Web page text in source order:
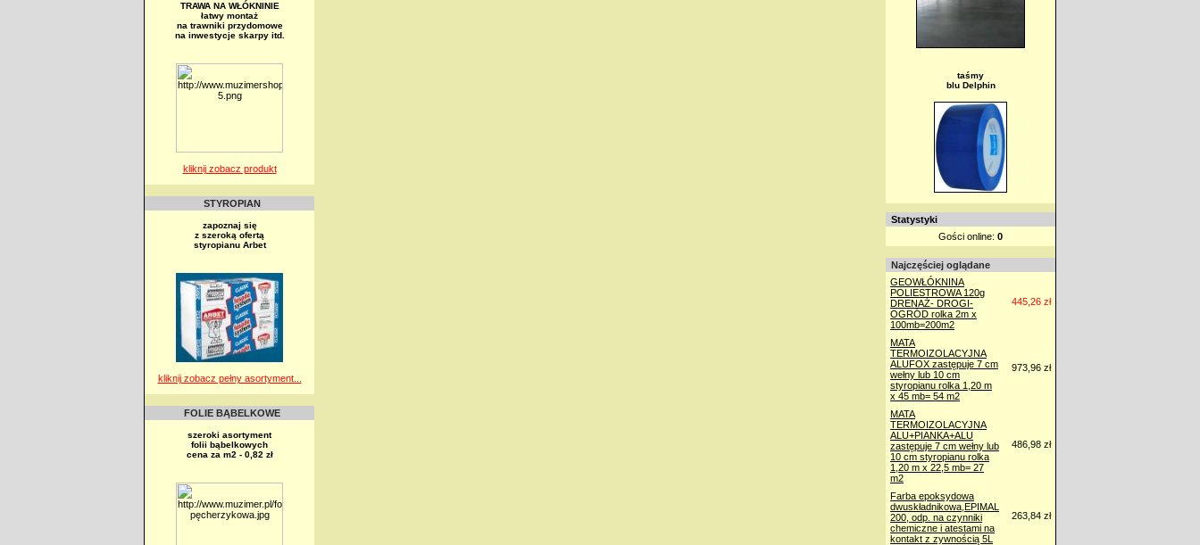
TRAWA NA WŁÓKNINIE
łatwy montaż
na trawniki przydomowe
na inwestycje skarpy itd.
kliknij zobacz produkt
STYROPIAN
zapoznaj się
z szeroką ofertą
styropianu Arbet
kliknij zobacz pełny asortyment...
FOLIE BĄBELKOWE
szeroki asortyment
folii bąbelkowych
cena za m2 - 0,82 zł
taśmy
blu Delphin
Statystyki
Gości online: 0
Najczęściej oglądane
GEOWŁÓKNINA
POLIESTROWA 120g
DRENAŻ- DROGI-
OGRÓD rolka 2m x
100mb=200m2
445,26 zł
MATA
TERMOIZOLACYJNA
ALUFOX zastępuje 7 cm
wełny lub 10 cm
styropianu rolka 1,20 m
x 45 mb= 54 m2
973,96 zł
MATA
TERMOIZOLACYJNA
ALU+PIANKA+ALU
zastępuje 7 cm wełny lub
10 cm styropianu rolka
1,20 m x 22,5 mb= 27
m2
486,98 zł
Farba epoksydowa
dwuskładnikowa,EPIMAL
200, odp. na czynniki
chemiczne i atestami na
kontakt z zywnością 5L
263,84 zł